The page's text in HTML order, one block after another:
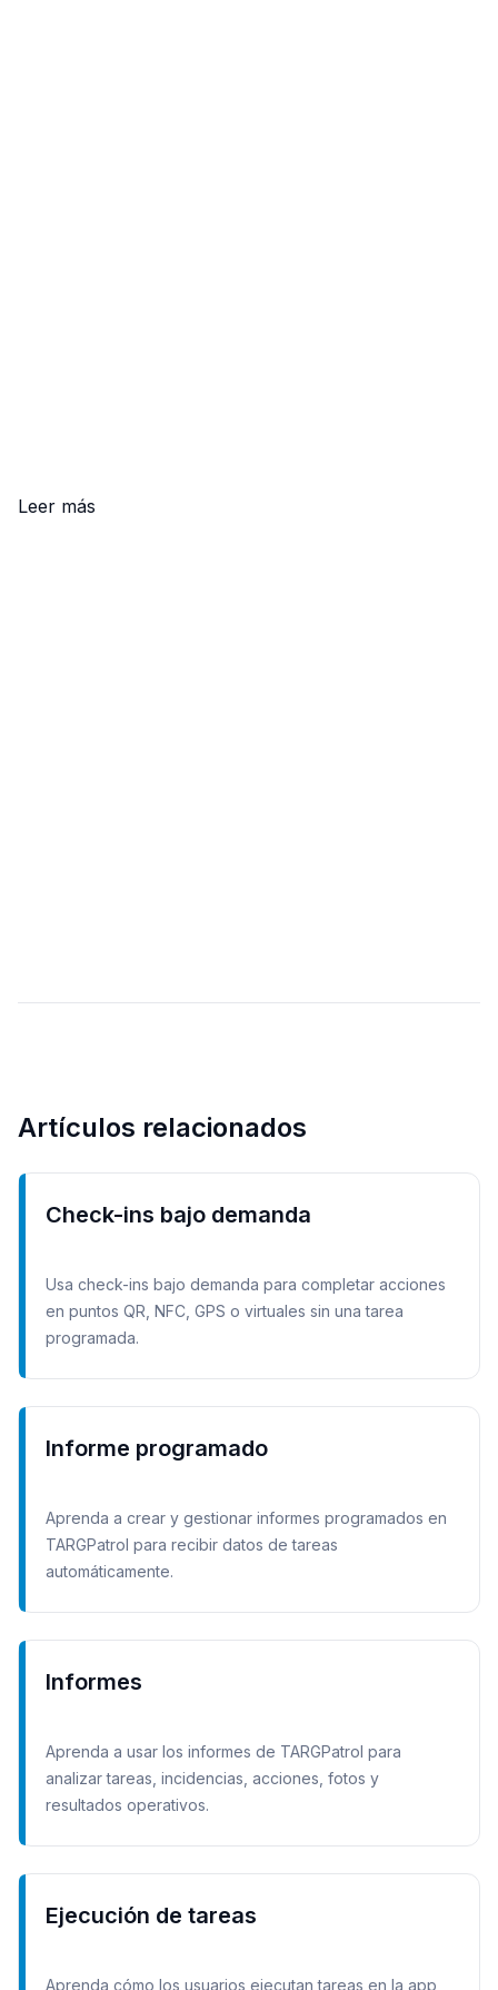
Leer más
Artículos relacionados
Check-ins bajo demanda
Usa check-ins bajo demanda para completar acciones
en puntos QR, NFC, GPS o virtuales sin una tarea
programada.
Informe programado
Aprenda a crear y gestionar informes programados en
TARGPatrol para recibir datos de tareas
automáticamente.
Informes
Aprenda a usar los informes de TARGPatrol para
analizar tareas, incidencias, acciones, fotos y
resultados operativos.
Ejecución de tareas
Aprenda cómo los usuarios ejecutan tareas en la app